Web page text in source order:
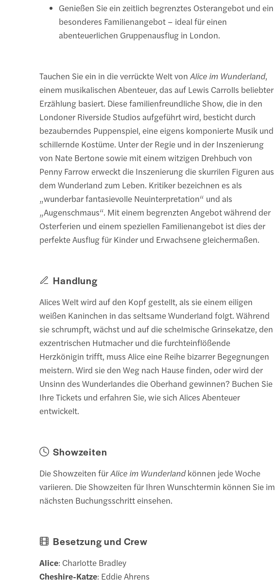
Genießen Sie ein zeitlich begrenztes Osterangebot und ein
besonderes Familienangebot – ideal für einen
abenteuerlichen Gruppenausflug in London.
Tauchen Sie ein in die verrückte Welt vonAlice im Wunderland,
einem musikalischen Abenteuer, das auf Lewis Carrolls beliebter
Erzählung basiert. Diese familienfreundliche Show, die in den
Londoner Riverside Studios aufgeführt wird, besticht durch
bezauberndes Puppenspiel, eine eigens komponierte Musik und
schillernde Kostüme. Unter der Regie und in der Inszenierung
von Nate Bertone sowie mit einem witzigen Drehbuch von
Penny Farrow erweckt die Inszenierung die skurrilen Figuren aus
dem Wunderland zum Leben. Kritiker bezeichnen es als
„wunderbar fantasievolle Neuinterpretation“ und als
„Augenschmaus“. Mit einem begrenzten Angebot während der
Osterferien und einem speziellen Familienangebot ist dies der
perfekte Ausflug für Kinder und Erwachsene gleichermaßen.
Handlung
Alices Welt wird auf den Kopf gestellt, als sie einem eiligen
weißen Kaninchen in das seltsame Wunderland folgt. Während
sie schrumpft, wächst und auf die schelmische Grinsekatze, den
exzentrischen Hutmacher und die furchteinflößende
Herzkönigin trifft, muss Alice eine Reihe bizarrer Begegnungen
meistern. Wird sie den Weg nach Hause finden, oder wird der
Unsinn des Wunderlandes die Oberhand gewinnen? Buchen Sie
Ihre Tickets und erfahren Sie, wie sich Alices Abenteuer
entwickelt.
Showzeiten
Die Showzeiten fürAlice im Wunderlandkönnen jede Woche
variieren. Die Showzeiten für Ihren Wunschtermin können Sie im
nächsten Buchungsschritt einsehen.
Besetzung und Crew
Alice: Charlotte Bradley
Cheshire-Katze: Eddie Ahrens